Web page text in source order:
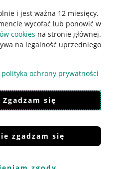
i jest ważna 12 miesięcy.
wycofać lub ponowić w
cookies na stronie głównej.
na legalność uprzedniego
polityka ochrony prywatności
Zgadzam się
zgadzam się
akceptacjęregulaminu